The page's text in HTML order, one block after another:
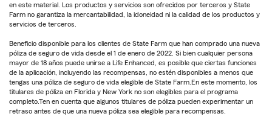
en este material. Los productos y servicios son ofrecidos por terceros y State
Farm no garantiza la mercantabilidad, la idoneidad ni la calidad de los productos y
servicios de terceros.
Beneficio disponible para los clientes de State Farm que han comprado una nueva
póliza de seguro de vida desde el 1 de enero de 2022. Si bien cualquier persona
mayor de 18 años puede unirse a Life Enhanced, es posible que ciertas funciones
de la aplicación, incluyendo las recompensas, no estén disponibles a menos que
tengas una póliza de seguro de vida elegible de State Farm.En este momento, los
titulares de póliza en Florida y New York no son elegibles para el programa
completo.Ten en cuenta que algunos titulares de póliza pueden experimentar un
retraso antes de que una nueva póliza sea elegible para recompensas.